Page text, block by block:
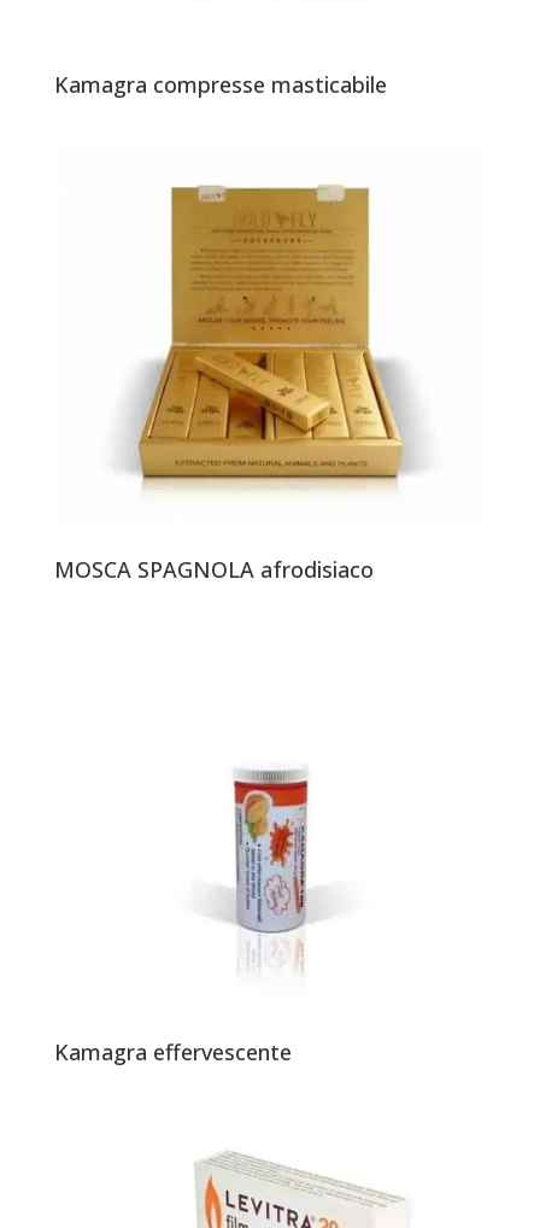
Kamagra compresse masticabile
MOSCA SPAGNOLA afrodisiaco
Kamagra effervescente